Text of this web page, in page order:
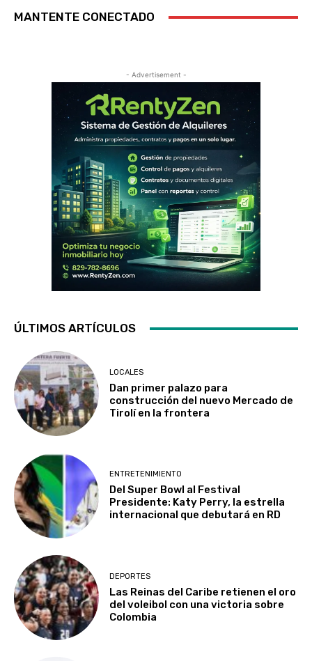
MANTENTE CONECTADO
- Advertisement -
ÚLTIMOS ARTÍCULOS
LOCALES
Dan primer palazo para
construcción del nuevo Mercado de
Tirolí en la frontera
ENTRETENIMIENTO
Del Super Bowl al Festival
Presidente: Katy Perry, la estrella
internacional que debutará en RD
DEPORTES
Las Reinas del Caribe retienen el oro
del voleibol con una victoria sobre
Colombia